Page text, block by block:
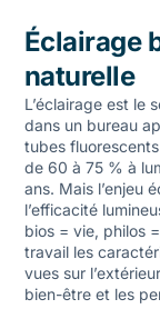
Éclairage
naturelle
L’éclairage est le
dans un bureau
tubes
de 60 à 75 % à
ans. Mais l’enjeu
l’efficacité
bios = vie, philos
travail les
vues sur
bien-être et les